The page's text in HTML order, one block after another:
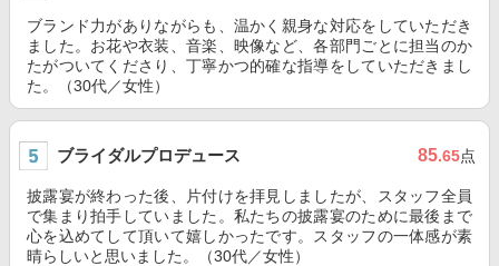
ブランド力がありながらも、温かく親身な対応をしていただき
ました。お花や衣装、音楽、映像など、各部門ごとに担当のか
たがついてくださり、丁寧かつ的確な指導をしていただきまし
た。（30代／女性）
ブライダルプロデュース 85.65点
披露宴が終わった後、片付けを拝見しましたが、スタッフ全員
で集まり拍手していました。私たちの披露宴のために最後まで
心を込めてして頂いて嬉しかったです。スタッフの一体感が素
晴らしいと思いました。（30代／女性）